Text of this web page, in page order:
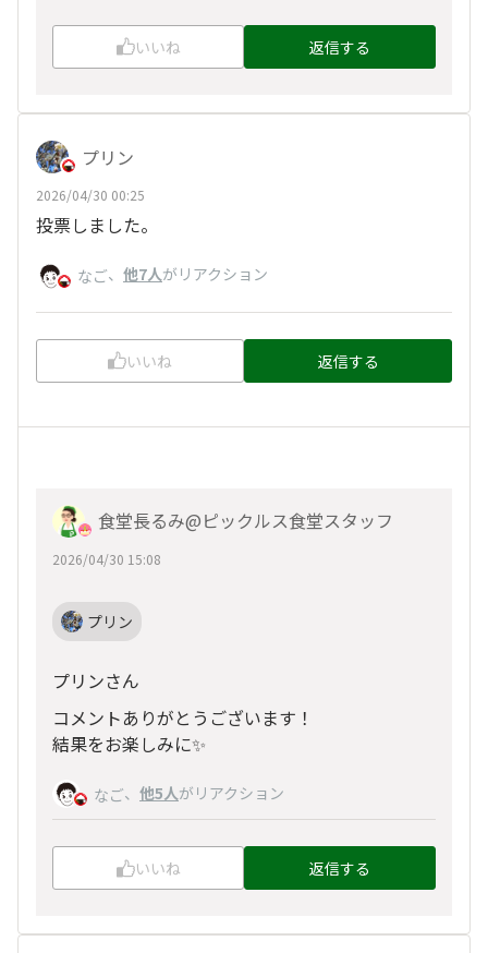
いいね 返信する
プリン
2026/04/30 00:25
投票しました。
なご、 他7人がリアクション
いいね 返信する
食堂長るみ@ピックルス食堂スタッフ
2026/04/30 15:08
プリン
プリンさん
コメントありがとうございます！
結果をお楽しみに✨
なご、 他5人がリアクション
いいね 返信する